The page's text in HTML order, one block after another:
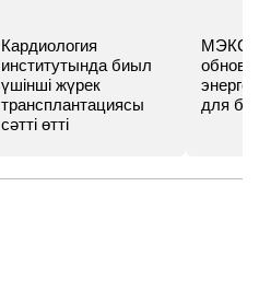
Кардиология
институтында биыл
үшінші жүрек
трансплантациясы
сәтті өтті
МЭКС -
для